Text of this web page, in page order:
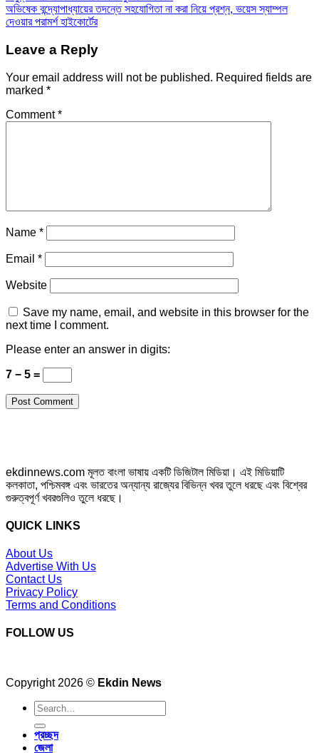
অভিষেক বন্দ্যোপাধ্যায়ের তদন্তে সহযোগিতা না করা নিয়ে প্রশ্ন, ভয়েস স্যাম্পল
দেওয়ার পরামর্শ হাইকোর্টের
Leave a Reply
Your email address will not be published. Required fields are
marked *
Comment*
Name *
Email *
Website
Save my name, email, and website in this browser for the
next time I comment.
Please enter an answer in digits:
7 − 5 =
ekdinnews.com মূলত বাংলা ভাষায় একটি ডিজিটাল মিডিয়া। এই মিডিয়াটি
কলকাতা, পশ্চিমবঙ্গ এবং ভারতের অন্যান্য রাজ্যের বিভিন্ন খবর তুলে ধরছে এবং বিশ্বের
গুরুত্বপূর্ণ খবরগুলিও তুলে ধরছে।
QUICK LINKS
About Us
Advertise With Us
Contact Us
Privacy Policy
Terms and Conditions
FOLLOW US
Copyright 2026 © Ekdin News
প্রচ্ছদ
জেলা